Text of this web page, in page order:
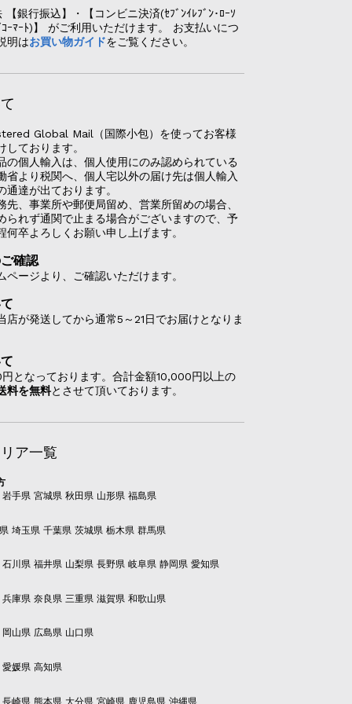
銀行振込】・【コンビニ決済(ｾﾌﾞﾝｲﾚﾌﾞﾝ･ﾛｰｿ
ｺｰﾏｰﾄ)】 がご利用いただけます。 お支払いにつ
明はお買い物ガイドをご覧ください。
Global Mail（国際小包）を使ってお客様
しております。
個人輸入は、個人使用にのみ認められている
省より税関へ、個人宅以外の届け先は個人輸入
通達が出ております。
先、事業所や郵便局留め、営業所留めの場合、
られず通関で止まる場合がございますので、予
何卒よろしくお願い申し上げます。
確認
ページより、ご確認いただけます。
店が発送してから通常5～21日でお届けとなりま
となっております。合計金額10,000円以上の
料を無料とさせて頂いております。
ア一覧
手県 宮城県 秋田県 山形県 福島県
埼玉県 千葉県 茨城県 栃木県 群馬県
川県 福井県 山梨県 長野県 岐阜県 静岡県 愛知県
庫県 奈良県 三重県 滋賀県 和歌山県
山県 広島県 山口県
媛県 高知県
崎県 熊本県 大分県 宮崎県 鹿児島県 沖縄県